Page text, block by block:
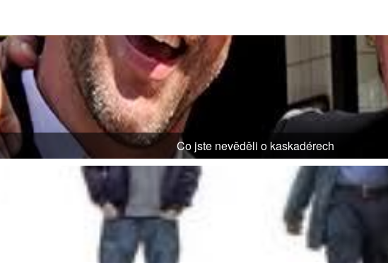
Co jste nevěděli o kaskadérech